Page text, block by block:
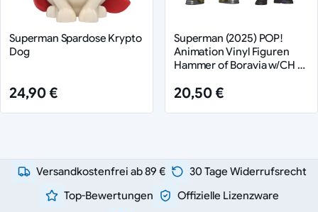
Superman Spardose Krypto
Dog
24,90 €
Superman (2025) POP!
Animation Vinyl Figuren
Hammer of Boravia w/CH 9
20,50 €
Versandkostenfrei ab 89 €
30 Tage Widerrufsrecht
Top-Bewertungen
Offizielle Lizenzware